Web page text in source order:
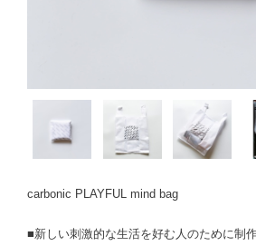
carbonic PLAYFUL mind bag
■新しい刺激的な生活を好む人のために制